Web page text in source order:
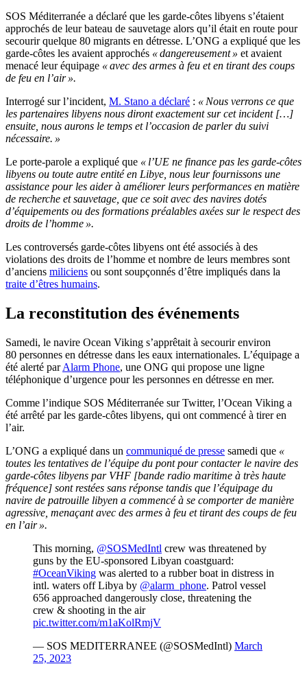
SOS Méditerranée a déclaré que les garde-côtes libyens s’étaient
approchés de leur bateau de sauvetage alors qu’il était en route pour
secourir quelque 80 migrants en détresse. L’ONG a expliqué que les
garde-côtes les avaient approchés « dangereusement » et avaient
menacé leur équipage « avec des armes à feu et en tirant des coups
de feu en l’air ».
Interrogé sur l’incident, M. Stano a déclaré : « Nous verrons ce que
les partenaires libyens nous diront exactement sur cet incident […]
ensuite, nous aurons le temps et l’occasion de parler du suivi
nécessaire. »
Le porte-parole a expliqué que « l’UE ne finance pas les garde-côtes
libyens ou toute autre entité en Libye, nous leur fournissons une
assistance pour les aider à améliorer leurs performances en matière
de recherche et sauvetage, que ce soit avec des navires dotés
d’équipements ou des formations préalables axées sur le respect des
droits de l’homme ».
Les controversés garde-côtes libyens ont été associés à des
violations des droits de l’homme et nombre de leurs membres sont
d’anciens miliciens ou sont soupçonnés d’être impliqués dans la
traite d’êtres humains.
La reconstitution des événements
Samedi, le navire Ocean Viking s’apprêtait à secourir environ
80 personnes en détresse dans les eaux internationales. L’équipage a
été alerté parAlarm Phone, une ONG qui propose une ligne
téléphonique d’urgence pour les personnes en détresse en mer.
Comme l’indique SOS Méditerranée sur Twitter, l’Ocean Viking a
été arrêté par les garde-côtes libyens, qui ont commencé à tirer en
l’air.
L’ONG a expliqué dans un communiqué de presse samedi que «
toutes les tentatives de l’équipe du pont pour contacter le navire des
garde-côtes libyens par VHF [bande radio maritime à très haute
fréquence] sont restées sans réponse tandis que l’équipage du
navire de patrouille libyen a commencé à se comporter de manière
agressive, menaçant avec des armes à feu et tirant des coups de feu
en l’air ».
This morning, @SOSMedIntl crew was threatened by
guns by the EU-sponsored Libyan coastguard:
#OceanViking was alerted to a rubber boat in distress in
intl. waters off Libya by @alarm_phone. Patrol vessel
656 approached dangerously close, threatening the
crew & shooting in the air
pic.twitter.com/m1aKolRmjV
— SOS MEDITERRANEE (@SOSMedIntl) March
25, 2023